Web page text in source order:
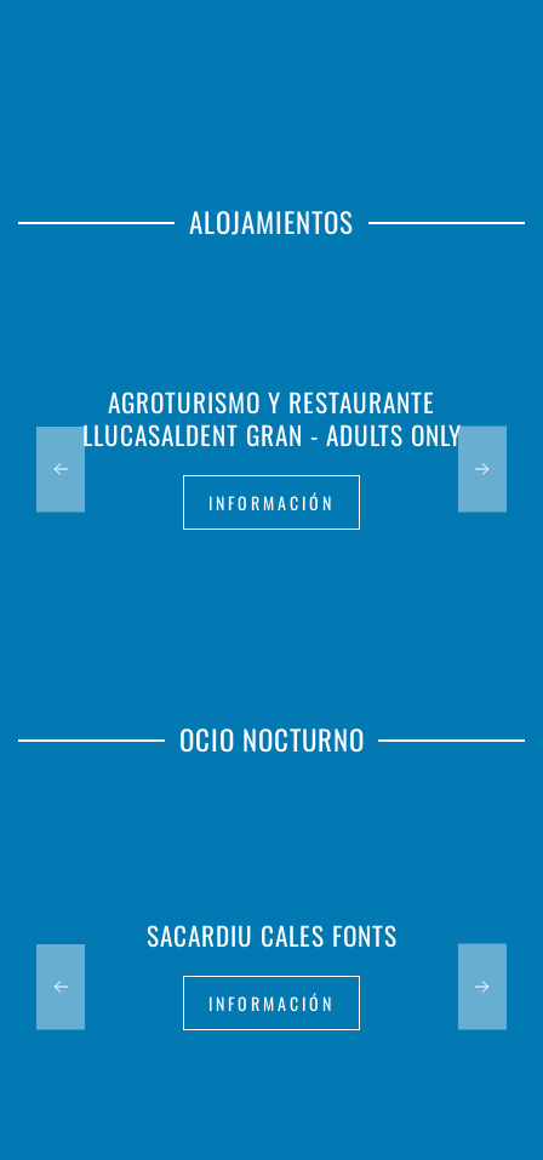
ALOJAMIENTOS
AGROTURISMO Y RESTAURANTE
LLUCASALDENT GRAN - ADULTS ONLY
INFORMACIÓN
OCIO NOCTURNO
SACARDIU CALES FONTS
INFORMACIÓN